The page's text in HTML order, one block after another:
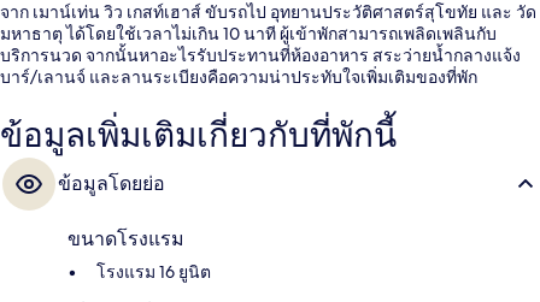
จาก เมาน์เท่น วิว เกสท์เฮาส์ ขับรถไป อุทยานประวัติศาสตร์สุโขทัย และ วัด
มหาธาตุ ได้โดยใช้เวลาไม่เกิน 10 นาที ผู้เข้าพักสามารถเพลิดเพลินกับ
บริการนวด จากนั้นหาอะไรรับประทานที่ห้องอาหาร สระว่ายน้ำกลางแจ้ง
บาร์/เลานจ์ และลานระเบียงคือความน่าประทับใจเพิ่มเติมของที่พัก
ข้อมูลเพิ่มเติมเกี่ยวกับที่พักนี้
ข้อมูลโดยย่อ
ขนาดโรงแรม
โรงแรม 16 ยูนิต